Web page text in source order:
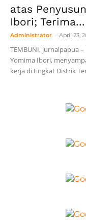
atas
Ibori; Terima...
Administrator - April 23,
TEMBUNI, jurnalpapua
Yomima Ibori,
kerja di tingkat Distrik